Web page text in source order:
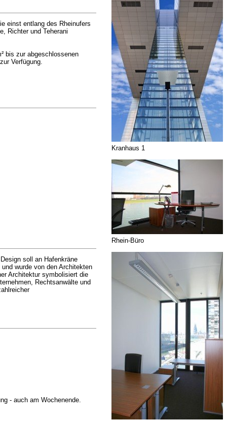
einst entlang des Rheinufers
Richter und Teherani
bis zur abgeschlossenen
Verfügung.
soll an Hafenkräne
wurde von den Architekten
Architektur symbolisiert die
Rechtsanwälte und
- auch am Wochenende.
Kranhaus 1
Rhein-Büro